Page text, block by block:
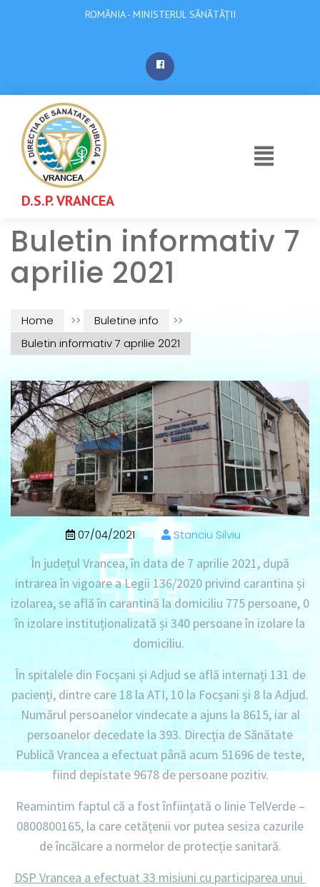
ROMÂNIA - MINISTERUL SĂNĂTĂȚII
D.S.P. VRANCEA
Buletin informativ 7
aprilie 2021
Home >> Buletine info
>>
Buletin informativ 7 aprilie 2021
07/04/2021 Stanciu Silviu
În județul Vrancea, în data de 7 aprilie 2021, după
intrarea în vigoare a Legii 136/2020 privind carantina și
izolarea, se află în carantină la domiciliu 775 persoane, 0
în izolare instituționalizată și 340 persoane în izolare la
domiciliu.
În spitalele din Focșani și Adjud se află internați 131 de
pacienți, dintre care 18 la ATI, 10 la Focșani și 8 la Adjud.
Numărul persoanelor vindecate a ajuns la 8615,iar al
persoanelor decedate la 393. Direcția de Sănătate
Publică Vrancea a efectuat până acum 51696 de teste,
fiind depistate9678 de persoane pozitiv.
Reamintim faptul că a fost înființată o linie TelVerde –
0800800165, la care cetățenii vor putea sesiza cazurile
de încălcare a normelor de protecție sanitară.
DSP Vrancea a efectuat 33 misiuni cu participarea unui